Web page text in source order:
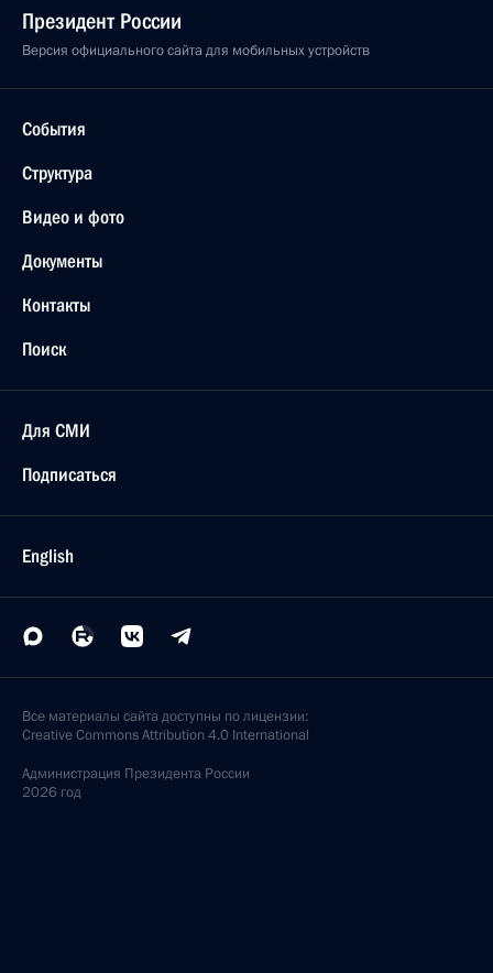
Президент России
Версия официального сайта для мобильных устройств
События
Структура
Видео и фото
Документы
Контакты
Поиск
Для СМИ
Подписаться
English
Все материалы сайта доступны по лицензии:
Creative Commons Attribution 4.0 International
Администрация Президента России
2026 год